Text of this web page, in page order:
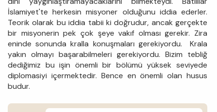
İslamiyet'te herkesin misyoner olduğunu iddia ederler.
Teorik olarak bu iddia tabii ki doğrudur, ancak gerçekte
bir misyonerin pek çok şeye vakıf olması gerekir. Zira
eninde sonunda kralla konuşmaları gerekiyordu. Krala
yakın olmayı başarabilmeleri gerekiyordu. Bizim tebliğ
dediğimiz bu işin önemli bir bölümü yüksek seviyede
diplomasiyi içermektedir. Bence en önemli olan husus
budur.